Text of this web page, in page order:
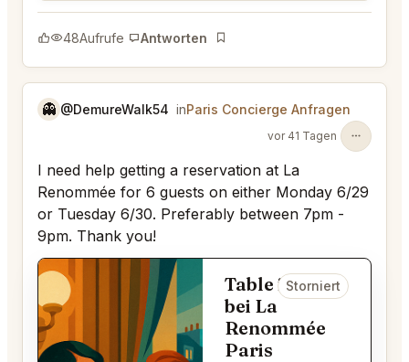
48Aufrufe Antworten
Lesezeichen
👻 @DemureWalk54 inParis Concierge Anfragen
vor 41 Tagen
I need help getting a reservation at La
Renommée for 6 guests on either Monday 6/29
or Tuesday 6/30. Preferably between 7pm -
9pm. Thank you!
Table for 6
bei La
Renommée
Paris
Storniert